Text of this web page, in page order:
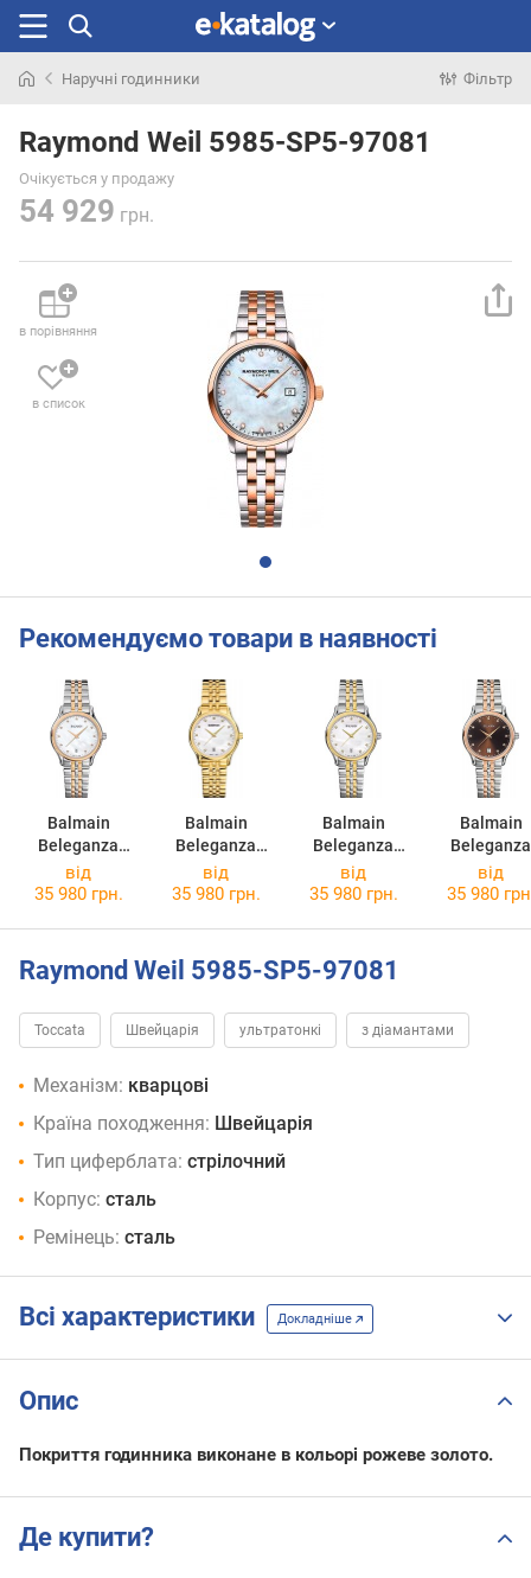
раніше
Наручні годинники Фільтр
Raymond Weil 5985-SP5-97081
Очікується у продажу
54 929 грн.
в порівняння
в список
Рекомендуємо товари в наявності
Balmain
Beleganza
8358.33.86
Balmain
Beleganza
8350.33.86
Balmain
Beleganza
8352.39.86
Balmain
Beleganza
від
35 980 грн.
від
35 980 грн.
від
35 980 грн.
від
35 980
Raymond Weil 5985-SP5-97081
Toccata Швейцарія ультратонкі з діамантами
Механізм: кварцові
Країна походження: Швейцарія
Тип циферблата: стрілочний
Корпус: сталь
Ремінець: сталь
Всі характеристики Докладніше
Опис
Покриття годинника виконане в кольорі рожеве золото.
Де купити?